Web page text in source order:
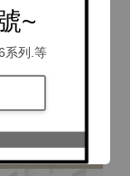
~
系列.等